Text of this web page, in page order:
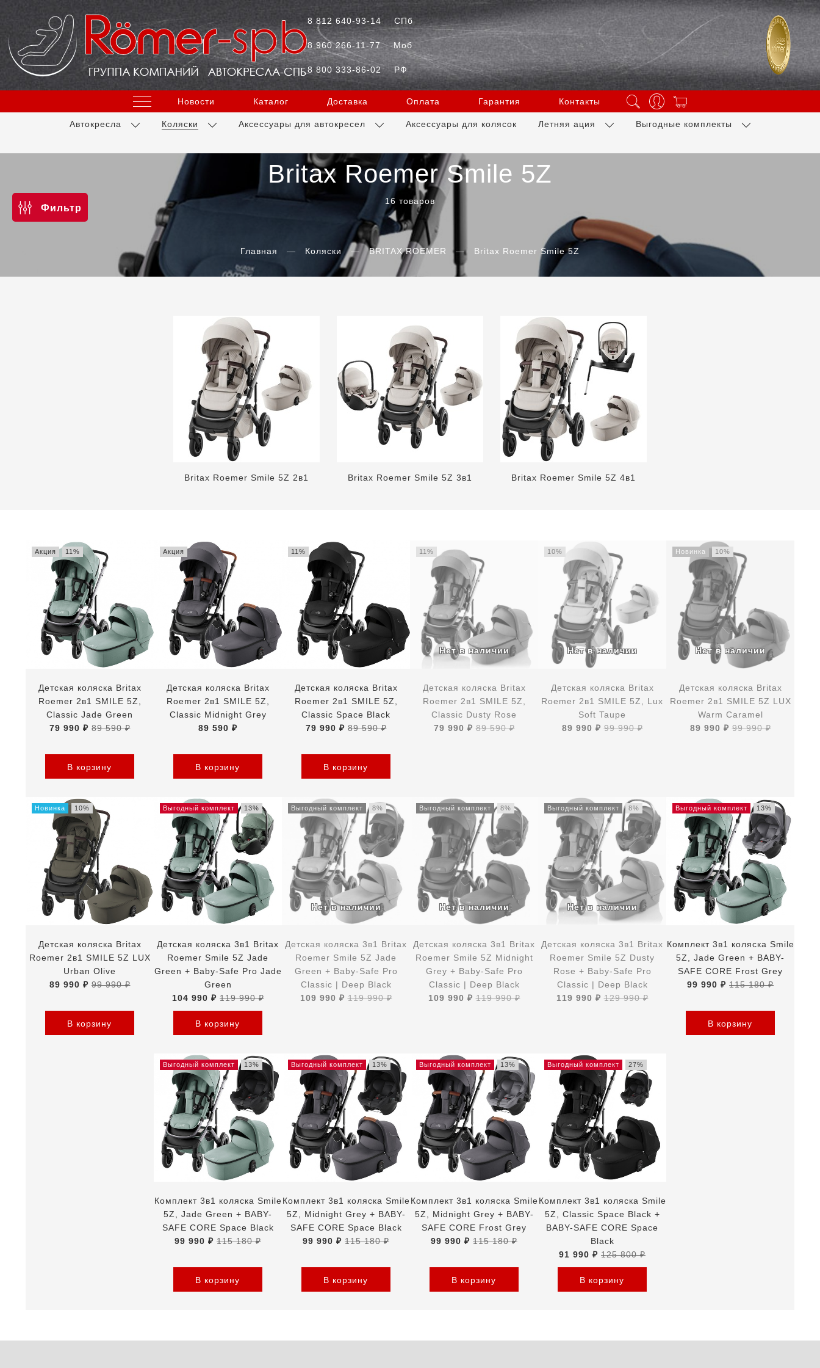
8 812 640-93-14 СПб
8 960 266-11-77 Моб
8 800 333-86-02 РФ
Новости Каталог Доставка Оплата Гарантия Контакты
Автокресла Коляски Аксессуары для автокресел Аксессуары для колясок Летняя ация Выгодные комплекты
Britax Roemer Smile 5Z
16 товаров
Главная Коляски BRITAX ROEMER Britax Roemer Smile 5Z
Фильтр
Britax Roemer Smile 5Z 2в1 Britax Roemer Smile 5Z 3в1 Britax Roemer Smile 5Z 4в1
Акция 11%
Детская коляска Britax
Roemer 2в1 SMILE 5Z,
Classic Jade Green
79 990 ₽ 89 590 ₽
В корзину
Акция
Детская коляска Britax
Roemer 2в1 SMILE 5Z,
Classic Midnight Grey
89 590 ₽
В корзину
11%
Детская коляска Britax
Roemer 2в1 SMILE 5Z,
Classic Space Black
79 990 ₽ 89 590 ₽
В корзину
11%
Детская коляска Britax
Roemer 2в1 SMILE 5Z,
Classic Dusty Rose
79 990 ₽89 590 ₽
10%
Детская коляска Britax
Roemer 2в1 SMILE 5Z, Lux
Soft Taupe
89 990 ₽99 990 ₽
Новинка 10%
Детская коляска Britax
Roemer 2в1 SMILE 5Z LUX
Warm Caramel
89 990 ₽99 990 ₽
Новинка 10%
Детская коляска Britax
Roemer 2в1 SMILE 5Z LUX
Urban Olive
89 990 ₽ 99 990 ₽
В корзину
Выгодный комплект 13%
Детская коляска 3в1 Britax
Roemer Smile 5Z Jade
Green + Baby-Safe Pro Jade
Green
104 990 ₽ 119 990 ₽
В корзину
Выгодный комплект 8%
Детская коляска 3в1 Britax
Roemer Smile 5Z Jade
Green + Baby-Safe Pro
Classic | Deep Black
109 990 ₽119 990 ₽
Выгодный комплект 8%
Детская коляска 3в1 Britax
Roemer Smile 5Z Midnight
Grey + Baby-Safe Pro
Classic | Deep Black
109 990 ₽119 990 ₽
Выгодный комплект 8%
Детская коляска 3в1 Britax
Roemer Smile 5Z Dusty
Rose + Baby-Safe Pro
Classic | Deep Black
119 990 ₽129 990 ₽
Выгодный комплект 13%
Комплект 3в1 коляска Smile
5Z, Jade Green + BABY-
SAFE CORE Frost Grey
99 990 ₽ 115 180 ₽
В корзину
Выгодный комплект 13%
Комплект 3в1 коляска Smile
5Z, Jade Green + BABY-
SAFE CORE Space Black
99 990 ₽ 115 180 ₽
В корзину
Выгодный комплект 13%
Комплект 3в1 коляска Smile
5Z, Midnight Grey + BABY-
SAFE CORE Space Black
99 990 ₽ 115 180 ₽
В корзину
Выгодный комплект 13%
Комплект 3в1 коляска Smile
5Z, Midnight Grey + BABY-
SAFE CORE Frost Grey
99 990 ₽ 115 180 ₽
В корзину
Выгодный комплект 27%
Комплект 3в1 коляска Smile
5Z, Classic Space Black +
BABY-SAFE CORE Space
Black
91 990 ₽ 125 800 ₽
В корзину